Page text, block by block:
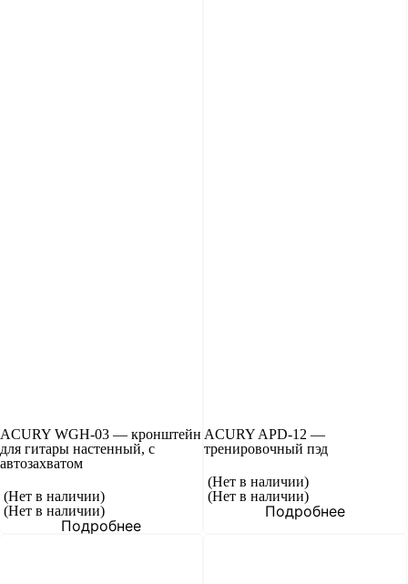
ACURY WGH-03 — кронштейн
для гитары настенный, с
автозахватом
(Нет в наличии)
(Нет в наличии)
Подробнее
ACURY APD-12 —
тренировочный пэд
(Нет в наличии)
(Нет в наличии)
Подробнее